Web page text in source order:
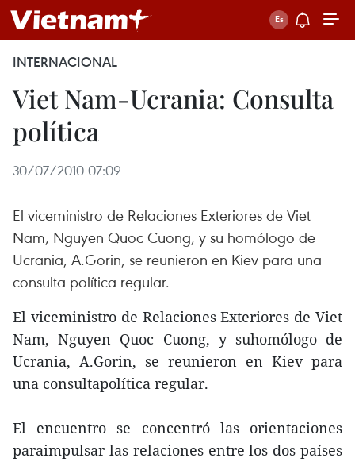
INTERNACIONAL
Viet Nam-Ucrania: Consulta
política
30/07/2010 07:09
El viceministro de Relaciones Exteriores de Viet
Nam, Nguyen Quoc Cuong, y su homólogo de
Ucrania, A.Gorin, se reunieron en Kiev para una
consulta política regular.
El viceministro de Relaciones Exteriores de Viet
Nam, Nguyen Quoc Cuong, y suhomólogo de
Ucrania, A.Gorin, se reunieron en Kiev para
una consultapolítica regular.
El encuentro se concentró las orientaciones
paraimpulsar las relaciones entre los dos países